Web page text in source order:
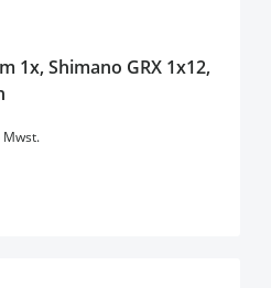
1x, Shimano GRX 1x12,
Mwst.